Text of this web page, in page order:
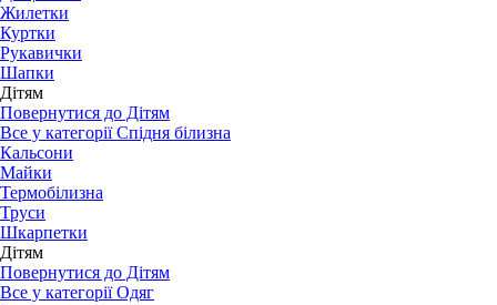
Жилетки
Куртки
Рукавички
Шапки
Дітям
Повернутися до Дітям
Все у категорії Спідня білизна
Кальсони
Майки
Термобілизна
Труси
Шкарпетки
Дітям
Повернутися до Дітям
Все у категорії Одяг